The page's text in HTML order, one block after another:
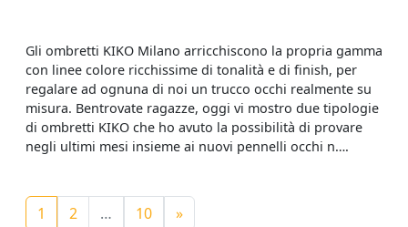
Gli ombretti KIKO Milano arricchiscono la propria gamma
con linee colore ricchissime di tonalità e di finish, per
regalare ad ognuna di noi un trucco occhi realmente su
misura. Bentrovate ragazze, oggi vi mostro due tipologie
di ombretti KIKO che ho avuto la possibilità di provare
negli ultimi mesi insieme ai nuovi pennelli occhi n….
Navigazione degli articoli
1 2 … 10 »